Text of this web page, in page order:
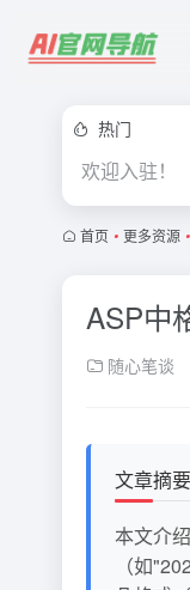
热门
欢迎入驻！
首页 • 更多资源 •
ASP中
随心笔谈
文章摘要
本文介
（如